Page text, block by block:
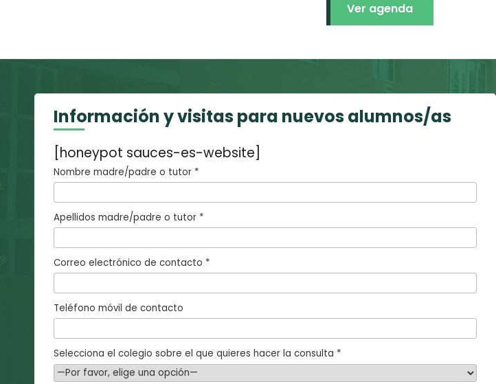
Ver agenda
Información y visitas para nuevos alumnos/as
[honeypot sauces-es-website]
Nombre madre/padre o tutor *
Apellidos madre/padre o tutor *
Correo electrónico de contacto *
Teléfono móvil de contacto
Selecciona el colegio sobre el que quieres hacer la consulta *